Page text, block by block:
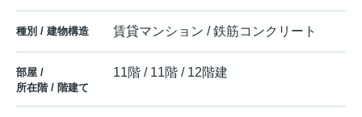
種別 / 建物構造 賃貸マンション / 鉄筋コンクリート
部屋 /
所在階 / 階建て
11階 / 11階 / 12階建